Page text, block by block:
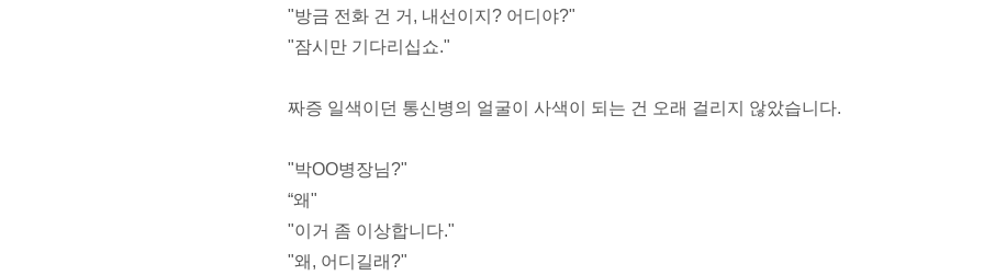
"방금 전화 건 거, 내선이지? 어디야?"
"잠시만 기다리십쇼."
짜증 일색이던 통신병의 얼굴이 사색이 되는 건 오래 걸리지 않았습니다.
"박OO병장님?"
“왜"
"이거 좀 이상합니다."
"왜, 어디길래?"